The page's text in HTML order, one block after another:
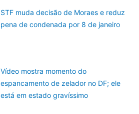
STF muda decisão de Moraes e reduz
pena de condenada por 8 de janeiro
Vídeo mostra momento do
espancamento de zelador no DF; ele
está em estado gravíssimo